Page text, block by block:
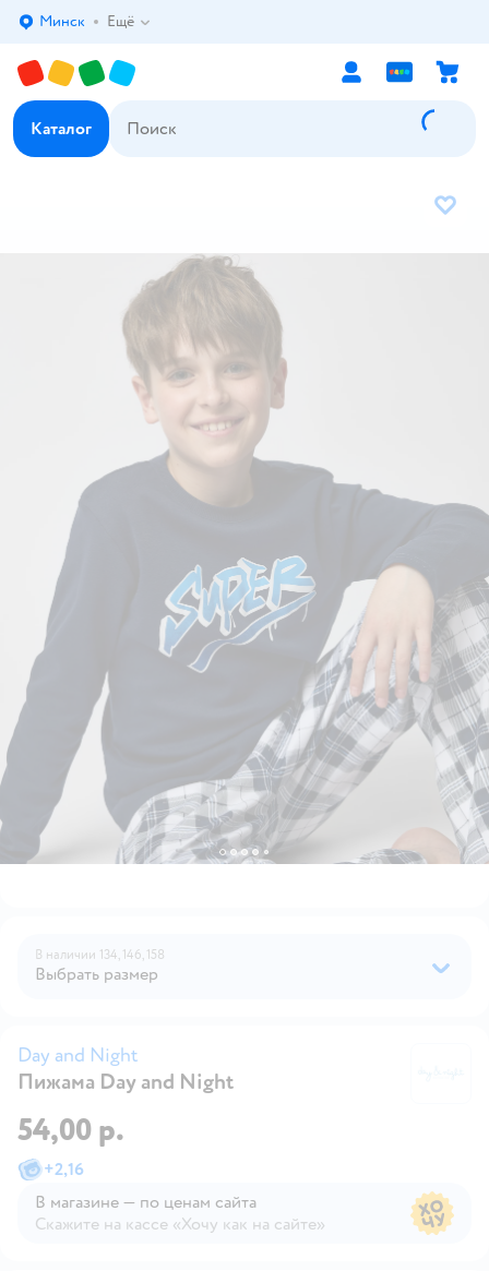
Выбор адреса доставки.
Минск Ещё
Каталог
В
В наличии 134, 146, 158
Выбрать размер
Day and Night
Пижама Day and Night
54,00 р.
+2,16
В магазине — по ценам сайта
Скажите на кассе «Хочу как на сайте»